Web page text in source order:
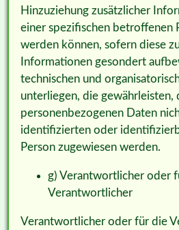
Hinzuziehung zusätzlicher
einer spezifischen betroffenen
werden können, sofern diese
Informationen gesondert
technischen und
unterliegen, die gewährleisten,
personenbezogenen Daten
identifizierten oder
Person zugewiesen werden.
g) Verantwortlicher oder
Verantwortlicher
Verantwortlicher oder für die